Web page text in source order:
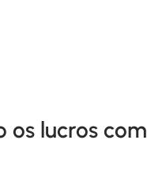
os lucros com